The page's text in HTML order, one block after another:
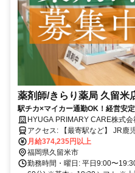
薬剤師/きらり薬局 久留米
駅チカ×マイカー通勤OK！経営安
HYUGA PRIMARY CARE株式会
アクセス: 【最寄駅など】 JR鹿児島本線「荒木駅」徒歩4分 マイカー
通勤可
月給374,235円以上
福岡県久留米市
勤務時間・曜日: 平日9:00〜